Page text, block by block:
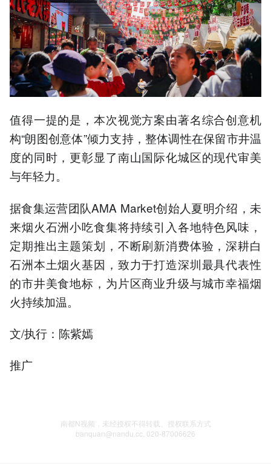
值得一提的是，本次视觉方案由著名综合创意机
构“朗图创意体”倾力支持，整体调性在保留市井温
度的同时，更彰显了南山国际化城区的现代审美
与年轻力。
据食集运营团队AMA Market创始人夏明介绍，未
来烟火石洲小吃食集将持续引入各地特色风味，
定期推出主题策划，不断刷新消费体验，深耕白
石洲本土烟火基因，致力于打造深圳最具代表性
的市井美食地标，为片区商业升级与城市幸福烟
火持续加温。
文/执行：陈紫嫣
推广
南都N视频，未经授权不得转载、授权联系方式
banquan@nandu.cc. 020-87006626